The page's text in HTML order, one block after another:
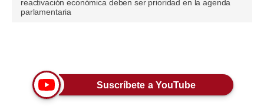
Opinión
Tendencias
reactivación económica deben ser prioridad en la agenda
parlamentaria
Suscríbete a YouTube